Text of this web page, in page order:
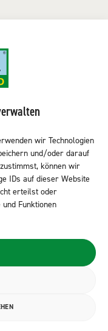
wir Technologien
und/oder darauf
können wir
IDs auf dieser Website
erteilst oder
Funktionen